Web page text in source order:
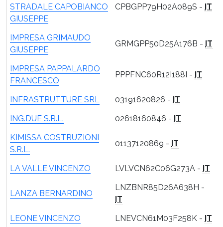
STRADALE CAPOBIANCO
GIUSEPPE
CPBGPP79H02A089S - IT
IMPRESA GRIMAUDO
GIUSEPPE
GRMGPP50D25A176B - IT
IMPRESA PAPPALARDO
FRANCESCO
PPPFNC60R12I188I - IT
INFRASTRUTTURE SRL 03191620826 - IT
ING.DUE S.R.L.
02618160846 - IT
KIMISSA COSTRUZIONI
S.R.L.
01137120869 - IT
LA VALLE VINCENZO LVLVCN62C06G273A - IT
LANZA BERNARDINO
LNZBNR85D26A638H -
IT
LEONE VINCENZO
LNEVCN61M03F258K - IT